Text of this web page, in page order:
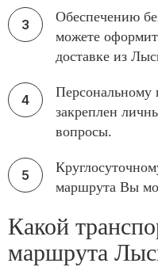
Обеспечению
можете
доставке из
Персональному
закреплен
вопросы.
маршрута Вы
Какой
маршрута